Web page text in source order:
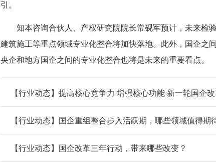
引。
知本咨询合伙人、产权研究院院长常砚军预计，未来检
建筑施工等重点领域专业化整合将加快落地。此外，国企之
央企和地方国企之间的专业化整合也将是未来的重要看点。
【行业动态】提高核心竞争力 增强核心功能 新一轮国企
【行业动态】国企重组整合步入活跃期，哪些领域值得期
【行业动态】国企改革三年行动，带来哪些改变？